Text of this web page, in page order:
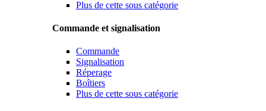
Plus de cette sous catégorie
Commande et signalisation
Commande
Signalisation
Réperage
Boîtiers
Plus de cette sous catégorie